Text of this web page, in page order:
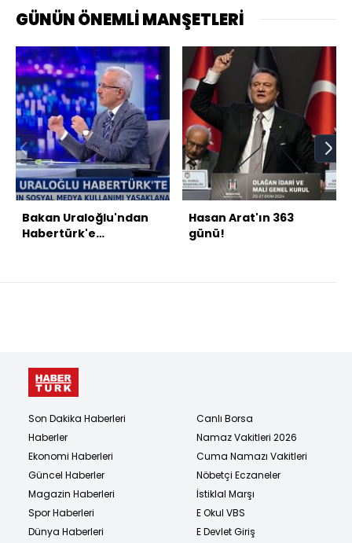
GÜNÜN ÖNEMLİ MANŞETLERİ
Bakan Uraloğlu'ndan
Habertürk'e
Hasan Arat'ın 363
günü!
Son Dakika Haberleri
Haberler
Ekonomi Haberleri
Güncel Haberler
Magazin Haberleri
Spor Haberleri
Dünya Haberleri
Canlı Borsa
Namaz Vakitleri 2026
Cuma Namazı Vakitleri
Nöbetçi Eczaneler
İstiklal Marşı
E Okul VBS
E Devlet Giriş